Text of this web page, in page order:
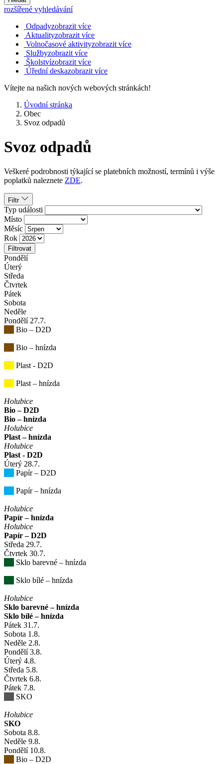
rozšířené vyhledávání
Odpadyzobrazit více
Aktualityzobrazit více
Volnočasové aktivityzobrazit více
Službyzobrazit více
Školstvízobrazit více
Úřední deskazobrazit více
Vítejte na našich nových webových stránkách!
Úvodní stránka
Obec
Svoz odpadů
Svoz odpadů
Veškeré podrobnosti týkající se platebních možností, termínů i výše
poplatků naleznete ZDE.
Filtr
Typ události
Místo
Měsíc
Rok
Filtrovat
Pondělí
Úterý
Středa
Čtvrtek
Pátek
Sobota
Neděle
Pondělí 27.7.
Bio – D2D
Bio – hnízda
Plast - D2D
Plast – hnízda
Holubice
Bio – D2D
Bio – hnízda
Holubice
Plast – hnízda
Holubice
Plast - D2D
Úterý 28.7.
Papír – D2D
Papír – hnízda
Holubice
Papír – hnízda
Holubice
Papír – D2D
Středa 29.7.
Čtvrtek 30.7.
Sklo barevné – hnízda
Sklo bílé – hnízda
Holubice
Sklo barevné – hnízda
Sklo bílé – hnízda
Pátek 31 .7.
Sobota 1 .8.
Neděle 2.8.
Pondělí3.8.
Úterý 4.8.
Středa 5.8.
Čtvrtek 6.8.
Pátek 7.8.
SKO
Holubice
SKO
Sobota 8.8.
Neděle 9.8.
Pondělí 10.8.
Bio – D2D